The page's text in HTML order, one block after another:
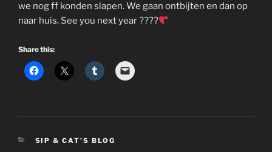
we nog ff konden slapen. We gaan ontbijten en dan op
naar huis. See you next year ????
Share this:
CATEGORIES
SIP & CAT'S BLOG